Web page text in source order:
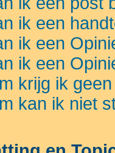
ik een
ik een
ik een
krijg ik
kan ik niet